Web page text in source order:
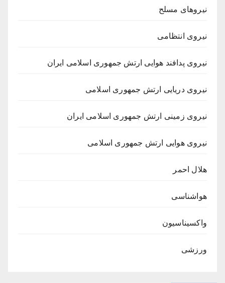
نیروهای مسلح
نیروی انتظامی
نیروی پدافند هوایی ارتش جمهوری اسلامی ایران
نیروی دریایی ارتش جمهوری اسلامی
نیروی زمینی ارتش جمهوری اسلامی ایران
نیروی هوایی ارتش جمهوری اسلامی
هلال احمر
هواشناسی
واکسیناسیون
ورزشی